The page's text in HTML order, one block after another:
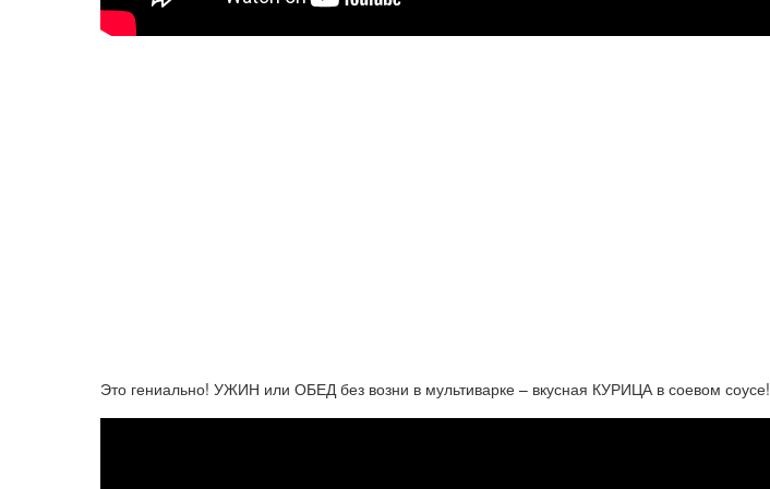
Это гениально! УЖИН или ОБЕД без возни в мультиварке – вкусная КУРИЦА в соевом соусе!